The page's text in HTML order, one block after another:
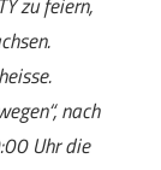
nach
Uhr die